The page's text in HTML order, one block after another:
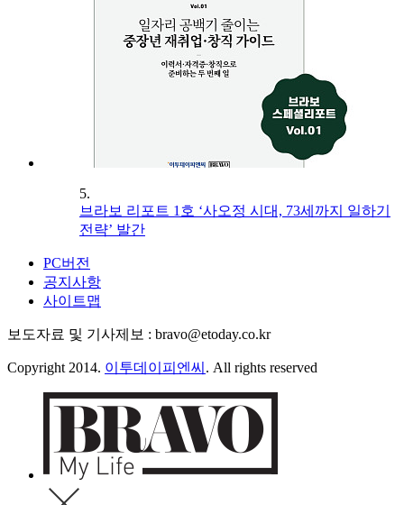
5.
브라보 리포트 1호 ‘사오정 시대, 73세까지 일하기
전략’ 발간
PC버전
공지사항
사이트맵
보도자료 및 기사제보 : bravo@etoday.co.kr
Copyright 2014. 이투데이피엔씨 . All rights reserved